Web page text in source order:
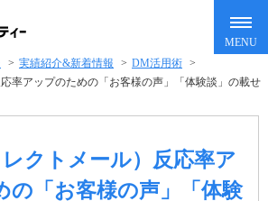
> 実績紹介&新着情報 > DM活用術 >
率アップのための「お客様の声」「体験談」の載せ
クトメール）反応率ア
の「お客様の声」「体験